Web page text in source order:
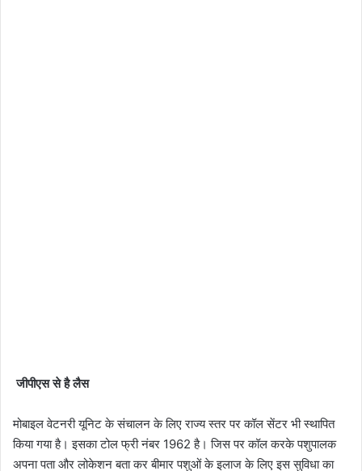
जीपीएस से है लैस
मोबाइल वेटनरी यूनिट के संचालन के लिए राज्य स्तर पर कॉल सेंटर भी स्थापित
किया गया है। इसका टोल फ्री नंबर 1962 है। जिस पर कॉल करके पशुपालक
अपना पता और लोकेशन बता कर बीमार पशुओं के इलाज के लिए इस सुविधा का